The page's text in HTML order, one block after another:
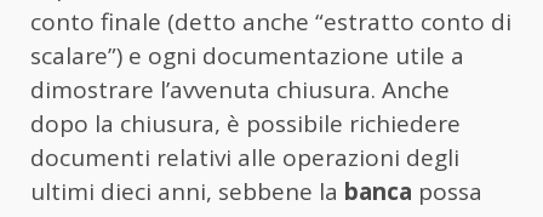
conto finale (detto anche “estratto conto di
scalare”) e ogni documentazione utile a
dimostrare l’avvenuta chiusura. Anche
dopo la chiusura, è possibile richiedere
documenti relativi alle operazioni degli
ultimi dieci anni, sebbene la banca possa